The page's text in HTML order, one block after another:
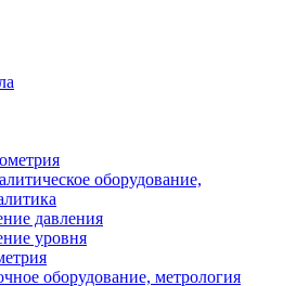
оборудование,
давления
уровня
оборудование, метрология